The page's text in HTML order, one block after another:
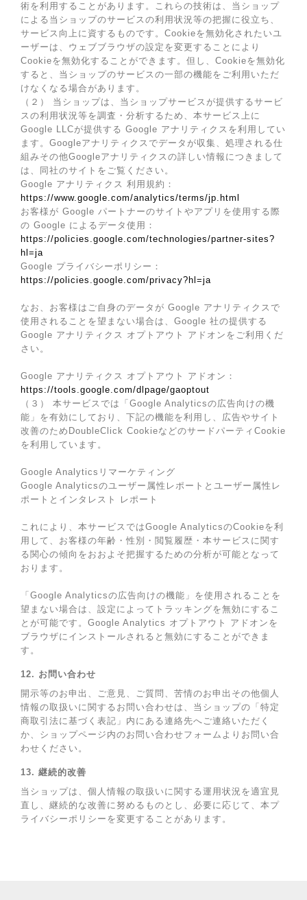
術を利用することがあります。これらの技術は、当ショップ
による当ショップのサービスの利用状況等の把握に役立ち、
サービス向上に資するものです。Cookieを無効化されたいユ
ーザーは、ウェブブラウザの設定を変更することにより
Cookieを無効化することができます。但し、Cookieを無効化
すると、当ショップのサービスの一部の機能をご利用いただ
けなくなる場合があります。
（２） 当ショップは、当ショップサービスが提供するサービ
スの利用状況等を調査・分析するため、本サービス上に
Google LLCが提供する Google アナリティクスを利用してい
ます。Googleアナリティクスでデータが収集、処理される仕
組みその他Googleアナリティクスの詳しい情報につきまして
は、同社のサイトをご覧ください。
Google アナリティクス 利用規約：
https://www.google.com/analytics/terms/jp.html
お客様が Google パートナーのサイトやアプリを使用する際
の Google によるデータ使用：
https://policies.google.com/technologies/partner-sites?
hl=ja
Google プライバシーポリシー：
https://policies.google.com/privacy?hl=ja
なお、お客様はご自身のデータが Google アナリティクスで
使用されることを望まない場合は、Google 社の提供する
Google アナリティクス オプトアウト アドオンをご利用くだ
さい。
Google アナリティクス オプトアウト アドオン：
https://tools.google.com/dlpage/gaoptout
（３） 本サービスでは「Google Analyticsの広告向けの機
能」を有効にしており、下記の機能を利用し、広告やサイト
改善のためDoubleClick CookieなどのサードパーティCookie
を利用しています。
Google Analyticsリマーケティング
Google Analyticsのユーザー属性レポートとユーザー属性レ
ポートとインタレスト レポート
これにより、本サービスではGoogle AnalyticsのCookieを利
用して、お客様の年齢・性別・閲覧履歴・本サービスに関す
る関心の傾向をおおよそ把握するための分析が可能となって
おります。
「Google Analyticsの広告向けの機能」を使用されることを
望まない場合は、設定によってトラッキングを無効にするこ
とが可能です。Google Analytics オプトアウト アドオンを
ブラウザにインストールされると無効にすることができま
す。
12. お問い合わせ
開示等のお申出、ご意見、ご質問、苦情のお申出その他個人
情報の取扱いに関するお問い合わせは、当ショップの「特定
商取引法に基づく表記」内にある連絡先へご連絡いただく
か、ショップページ内のお問い合わせフォームよりお問い合
わせください。
13. 継続的改善
当ショップは、個人情報の取扱いに関する運用状況を適宜見
直し、継続的な改善に努めるものとし、必要に応じて、本プ
ライバシーポリシーを変更することがあります。